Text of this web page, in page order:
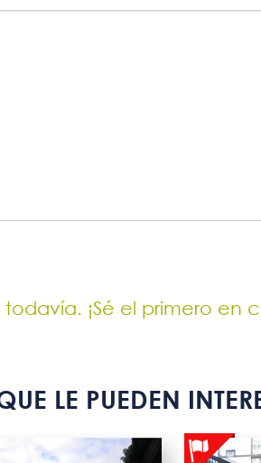
¡Sé el primero en
LE PUEDEN